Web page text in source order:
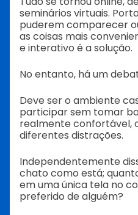
seminários virtuais.
puderem comparecer
as coisas mais
e interativo é a solução.
No entanto, há um
Deve ser o ambiente
participar sem tomar
realmente confortável,
diferentes distrações.
Independentemente
chato como está;
em uma única tela no
preferido de alguém?